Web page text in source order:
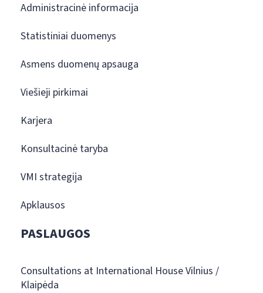
Administracinė informacija
Statistiniai duomenys
Asmens duomenų apsauga
Viešieji pirkimai
Karjera
Konsultacinė taryba
VMI strategija
Apklausos
PASLAUGOS
Consultations at International House Vilnius /
Klaipėda